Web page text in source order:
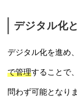
デジタル化
デジタル化を進め、
で管理することで
問わず可能となりま